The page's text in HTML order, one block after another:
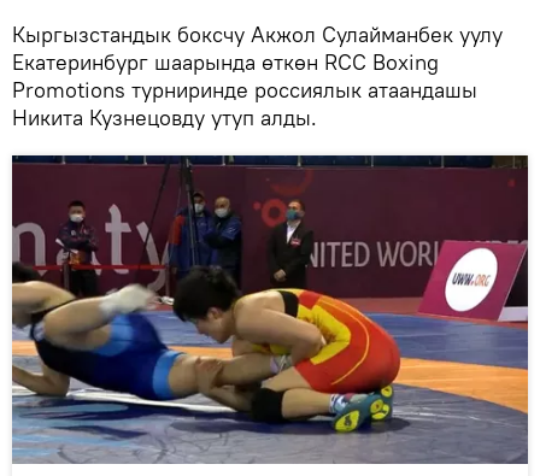
Кыргызстандык боксчу Акжол Сулайманбек уулу
Екатеринбург шаарында өткөн RCC Boxing
Promotions турниринде россиялык атаандашы
Никита Кузнецовду утуп алды.